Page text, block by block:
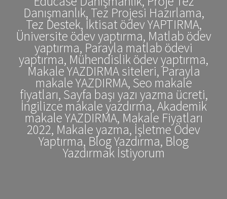
Danışmanlık, Tez Projesi Hazırlama,
Tez Destek, İktisat ödev YAPTIRMA,
Üniversite ödev yaptırma, Matlab ödev
yaptırma, Parayla matlab ödevi
yaptırma, Mühendislik ödev yaptırma,
Makale YAZDIRMA siteleri, Parayla
makale YAZDIRMA, Seo makale
fiyatları, Sayfa başı yazı yazma ücreti,
İngilizce makale yazdırma, Akademik
makale YAZDIRMA, Makale Fiyatları
2022, Makale yazma, İşletme Ödev
Yaptırma, Blog Yazdırma, Blog
Yazdırmak İstiyorum